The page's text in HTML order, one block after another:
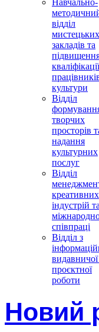
Навчально-
відділ
мистецьких
закладів та
кваліфікації
культури
Відділ
творчих
просторів
надання
культурних
послуг
Відділ
креативних
індустрій та
співпраці
Відділ з
видавничої
проєктної
роботи
Новий